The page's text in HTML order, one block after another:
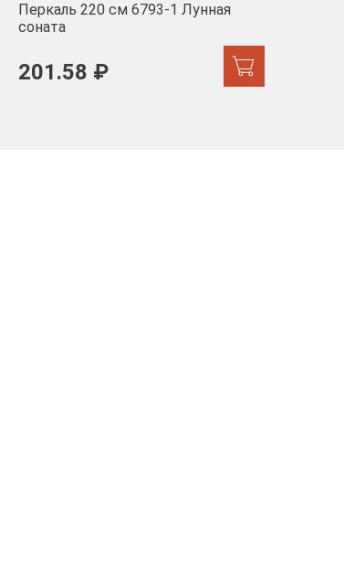
Перкаль 220 см 6793-1 Лунная
соната
201.58 ₽